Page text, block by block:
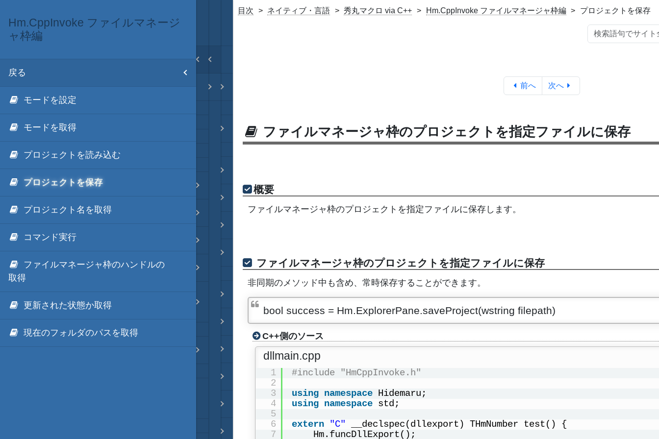
目次
ホーム
テキスト AI
秀丸マクロ - jsmode
ネイティブ・言語
戻る
秀丸マクロ via C++
秀丸マクロ via C++
戻る
Hm.CppInvokeとは
Hm.CppInvoke 編集エリア編
Hm.CppInvoke マクロ編
Hm.CppInvoke ファイル編
Hm.CppInvoke アウトプット枠編
枠編
Hm.CppInvoke ファイルマネージ
ャ枠編
戻る
モードを設定
モードを取得
プロジェクトを読み込む
プロジェクトを保存
プロジェクト名を取得
コマンド実行
ファイルマネージャ枠のハンドルの
取得
更新された状態か取得
現在のフォルダのパスを取得
目次 ネイティブ・言語 秀丸マクロ via C++ Hm.CppInvoke ファイルマネージャ枠編 プロジェクトを保存
前へ 次へ
ファイルマネージャ枠のプロジェクトを指定ファイルに保存
概要
ファイルマネージャ枠のプロジェクトを指定ファイルに保存します。
ファイルマネージャ枠のプロジェクトを指定ファイルに保存
非同期のメソッド中も含め、常時保存することができます。
bool success = Hm.ExplorerPane.saveProject(wstring filepath)
C++側のソース
dllmain.cpp
1
2
3
4
5
6
7
#include "HmCppInvoke.h"
using namespace Hidemaru;
using namespace std;
extern "C"
__declspec(dllexport) THmNumber test() {
Hm.funcDllExport();